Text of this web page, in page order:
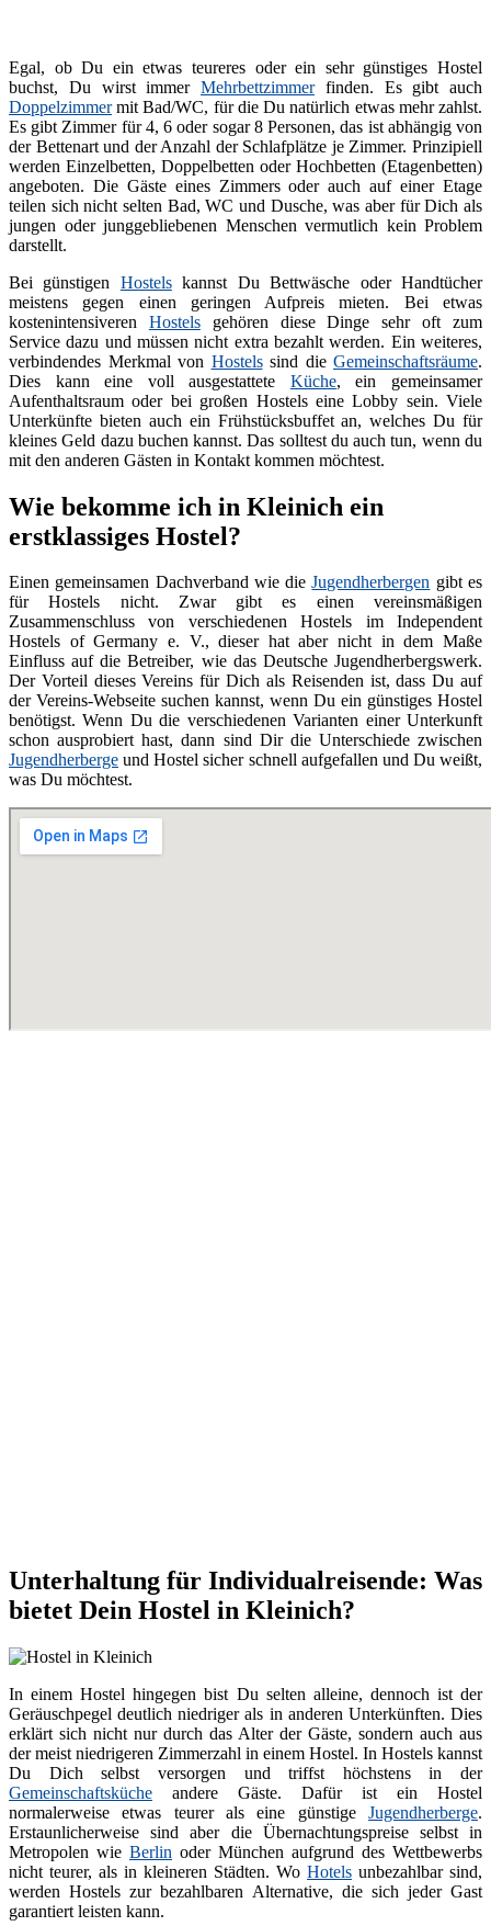
Egal, ob Du ein etwas teureres oder ein sehr günstiges Hostel
buchst, Du wirst immer Mehrbettzimmerfinden. Es gibt auch
Doppelzimmermit Bad/WC, für die Du natürlich etwas mehr zahlst.
Es gibt Zimmer für 4, 6 oder sogar 8 Personen, das ist abhängig von
der Bettenart und der Anzahl der Schlafplätze je Zimmer. Prinzipiell
werden Einzelbetten, Doppelbetten oder Hochbetten (Etagenbetten)
angeboten. Die Gäste eines Zimmers oder auch auf einer Etage
teilen sich nicht selten Bad, WC und Dusche, was aber für Dich als
jungen oder junggebliebenen Menschen vermutlich kein Problem
darstellt.
Bei günstigen Hostelskannst Du Bettwäsche oder Handtücher
meistens gegen einen geringen Aufpreis mieten. Bei etwas
kostenintensiveren Hostelsgehören diese Dinge sehr oft zum
Service dazu und müssen nicht extra bezahlt werden. Ein weiteres,
verbindendes Merkmal von Hostelssind die Gemeinschaftsräume.
Dies kann eine voll ausgestattete Küche, ein gemeinsamer
Aufenthaltsraum oder bei großen Hostels eine Lobby sein. Viele
Unterkünfte bieten auch ein Frühstücksbuffet an, welches Du für
kleines Geld dazu buchen kannst. Das solltest du auch tun, wenn du
mit den anderen Gästen in Kontakt kommen möchtest.
Wie bekomme ich in Kleinich ein
erstklassiges Hostel?
Einen gemeinsamen Dachverband wie dieJugendherbergen gibt es
für Hostels nicht. Zwar gibt es einen vereinsmäßigen
Zusammenschluss von verschiedenen Hostels im Independent
Hostels of Germany e. V., dieser hat aber nicht in dem Maße
Einfluss auf die Betreiber, wie das Deutsche Jugendherbergswerk.
Der Vorteil dieses Vereins für Dich als Reisenden ist, dass Du auf
der Vereins-Webseite suchen kannst, wenn Du ein günstiges Hostel
benötigst. Wenn Du die verschiedenen Varianten einer Unterkunft
schon ausprobiert hast, dann sind Dir die Unterschiede zwischen
Jugendherberge und Hostel sicher schnell aufgefallen und Du weißt,
was Du möchtest.
Unterhaltung für Individualreisende: Was
bietet Dein Hostel in Kleinich?
In einem Hostel hingegen bist Du selten alleine, dennoch ist der
Geräuschpegel deutlich niedriger als in anderen Unterkünften. Dies
erklärt sich nicht nur durch das Alter der Gäste, sondern auch aus
der meist niedrigeren Zimmerzahl in einem Hostel. In Hostels kannst
Du Dich selbst versorgen und triffst höchstens in der
Gemeinschaftsküche andere Gäste. Dafür ist ein Hostel
normalerweise etwas teurer als eine günstige Jugendherberge.
Erstaunlicherweise sind aber die Übernachtungspreise selbst in
Metropolen wie Berlin oder München aufgrund des Wettbewerbs
nicht teurer, als in kleineren Städten. Wo Hotels unbezahlbar sind,
werden Hostels zur bezahlbaren Alternative, die sich jeder Gast
garantiert leisten kann.